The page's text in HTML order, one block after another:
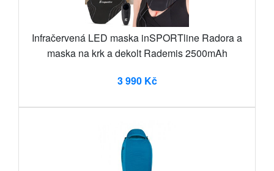
Infračervená LED maska inSPORTline Radora a
maska na krk a dekolt Rademis 2500mAh
3 990 Kč